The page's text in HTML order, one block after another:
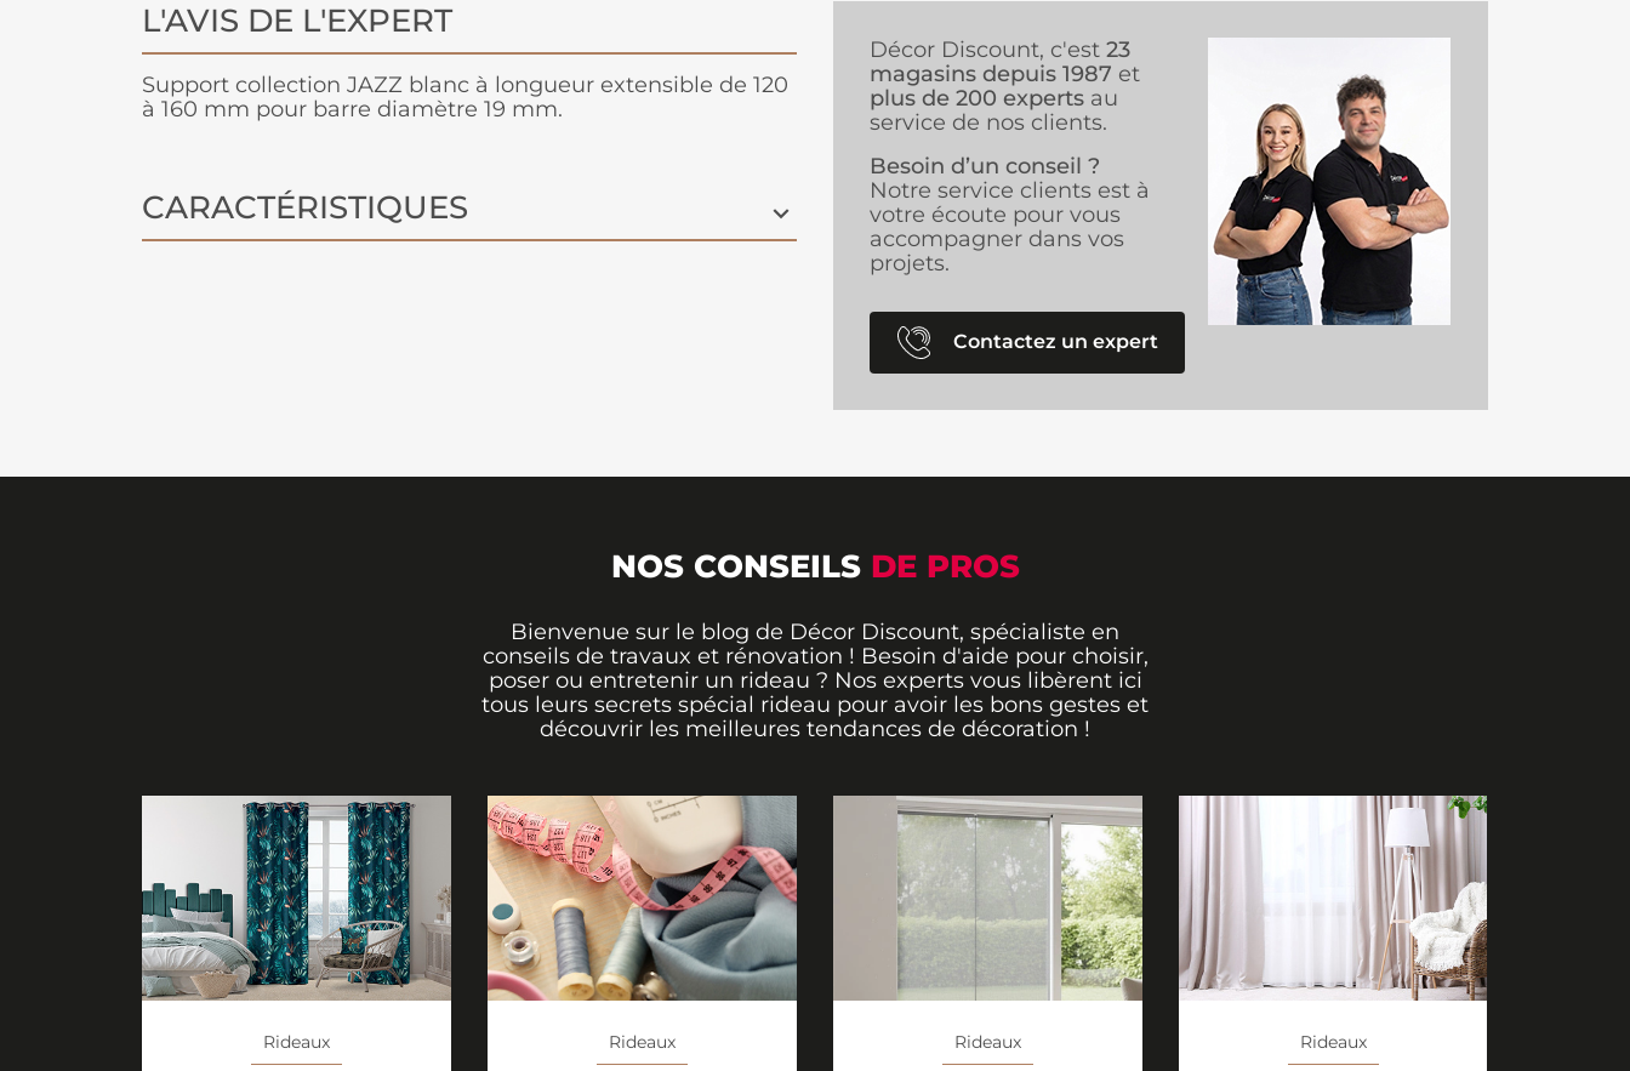
L'AVIS DE L'EXPERT
Support collection JAZZ blanc à longueur extensible de 120
à 160 mm pour barre diamètre 19 mm.
CARACTÉRISTIQUES
Décor Discount, c'est 23
magasins depuis 1987 et
plus de 200 experts au
service de nos clients.
Besoin d’un conseil ?
Notre service clients est à
votre écoute pour vous
accompagner dans vos
projets.
Contactez un expert
NOS CONSEILS DE PROS
Bienvenue sur le blog de Décor Discount, spécialiste en
conseils de travaux et rénovation ! Besoin d'aide pour choisir,
poser ou entretenir un rideau ? Nos experts vous libèrent ici
tous leurs secrets spécial rideau pour avoir les bons gestes et
découvrir les meilleures tendances de décoration !
Rideaux Rideaux Rideaux Rideaux